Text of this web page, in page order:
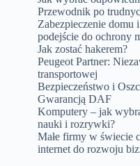
Przewodnik po
Zabezpieczenie
podejście do ochrony
Jak zostać hakerem?
Peugeot Partner:
transportowej
Bezpieczeństwo i
Gwarancją DAF
Komputery – jak
nauki i rozrywki?
Małe firmy w świecie
internet do rozwoju